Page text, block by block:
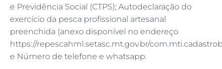
e Previdência Social (CTPS); Autodeclaração do
exercício da pesca profissional artesanal
preenchida (anexo disponível no endereço
https://repescahml.setasc.mt.gov.br/
e Número de telefone e whatsapp.